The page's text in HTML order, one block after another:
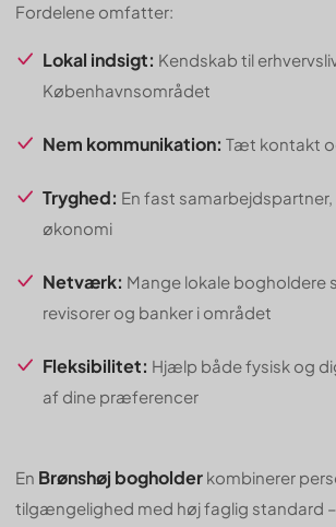
Fordelene omfatter:
Lokal indsigt: Kendskab til
Københavnsområdet
Nem kommunikation: Tæt kontakt
Tryghed: En fast
økonomi
Netværk: Mange lokale bogholdere
revisorer og banker i området
Fleksibilitet: Hjælp både fysisk og
af dine præferencer
En Brønshøj bogholder kombinerer
tilgængelighed med høj faglig standard